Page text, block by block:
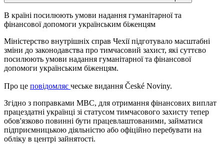
В країні посилюють умови надання гуманітарної та
фінансової допомоги українським біженцям
Міністерство внутрішніх справ Чехії підготувало масштабні
зміни до законодавства про тимчасовий захист, які суттєво
посилюють умови надання гуманітарної та фінансової
допомоги українським біженцям.
Про це повідомляє чеське видання České Noviny.
Згідно з поправками МВС, для отримання фінансових виплат
працездатні українці зі статусом тимчасового захисту тепер
обов'язково повинні бути працевлаштованими, займатися
підприємницькою діяльністю або офіційно перебувати на
обліку в центрі зайнятості.